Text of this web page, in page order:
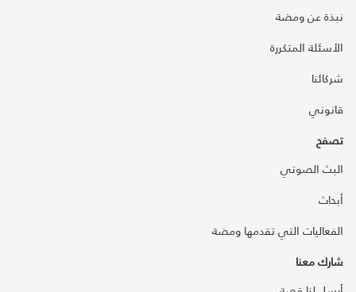
نبذة عن ومضة
الأسئلة المتكررة
شركائنا
قانوني
تصفح
البث الصوتي
أبحاث
الفعاليات التي تقدمها ومضة
شارك معنا